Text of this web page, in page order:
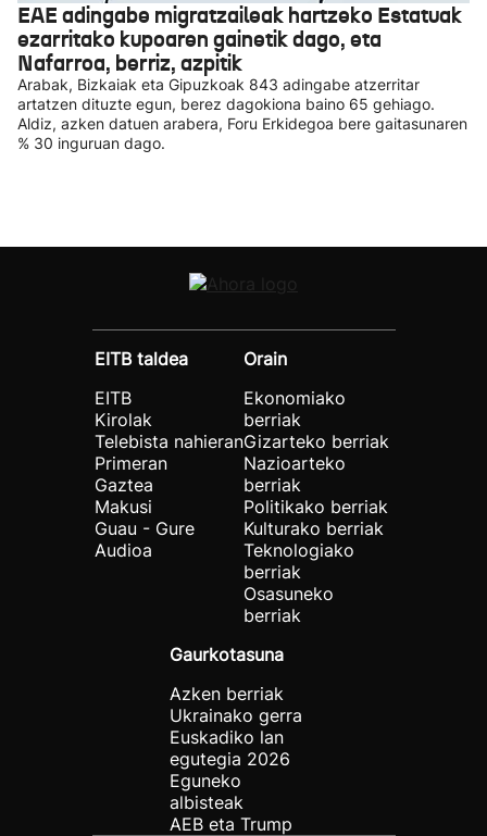
EAE adingabe migratzaileak hartzeko Estatuak
ezarritako kupoaren gainetik dago, eta
Nafarroa, berriz, azpitik
Arabak, Bizkaiak eta Gipuzkoak 843 adingabe atzerritar
artatzen dituzte egun, berez dagokiona baino 65 gehiago.
Aldiz, azken datuen arabera, Foru Erkidegoa bere gaitasunaren
% 30 inguruan dago.
EITB taldea
EITB
Kirolak
Telebista nahieran
Primeran
Gaztea
Makusi
Guau - Gure
Audioa
Orain
Ekonomiako
berriak
Gizarteko berriak
Nazioarteko
berriak
Politikako berriak
Kulturako berriak
Teknologiako
berriak
Osasuneko
berriak
Gaurkotasuna
Azken berriak
Ukrainako gerra
Euskadiko lan
egutegia 2026
Eguneko
albisteak
AEB eta Trump